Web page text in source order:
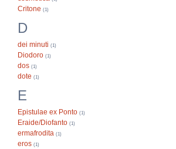
Critone (1)
D
dei minuti (1)
Diodoro (1)
dos (1)
dote (1)
E
Epistulae ex Ponto (1)
Eraide/Diofanto (1)
ermafrodita (1)
eros (1)